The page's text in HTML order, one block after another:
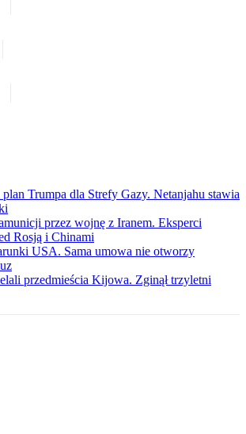
Trumpa dla Strefy Gazy. Netanjahu stawia
przez wojnę z Iranem. Eksperci
Rosją i Chinami
USA. Sama umowa nie otworzy
przedmieścia Kijowa. Zginął trzyletni